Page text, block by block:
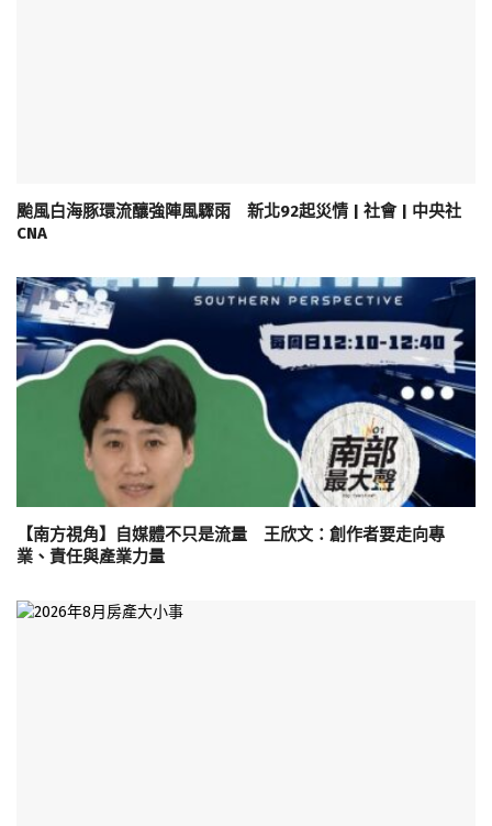
颱風白海豚環流釀強陣風驟雨 新北92起災情 | 社會 | 中央社
CNA
【南方視角】自媒體不只是流量 王欣文：創作者要走向專
業、責任與產業力量